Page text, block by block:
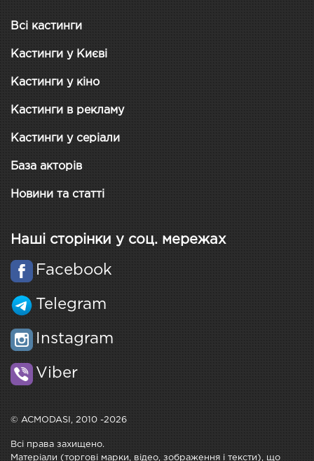
Всі кастинги
Кастинги у Києві
Кастинги у кіно
Кастинги в рекламу
Кастинги у серіали
База акторів
Новини та статті
Наші сторінки у соц. мережах
Facebook
Telegram
Instagram
Viber
© ACMODASI, 2010 -2026
Всі права захищено.
Матеріали (торгові марки, відео, зображення і тексти), що